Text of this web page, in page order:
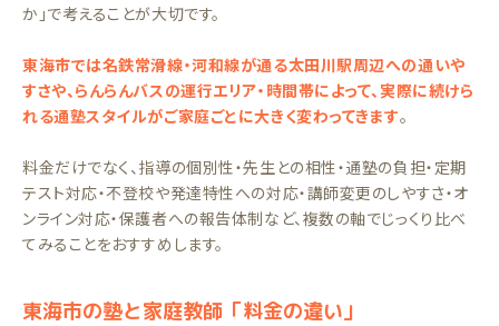
か」で考えることが大切です。
東海市では名鉄常滑線・河和線が通る太田川駅周辺への通いや
すさや、らんらんバスの運行エリア・時間帯によって、実際に続けら
れる通塾スタイルがご家庭ごとに大きく変わってきます。
料金だけでなく、指導の個別性・先生との相性・通塾の負担・定期
テスト対応・不登校や発達特性への対応・講師変更のしやすさ・オ
ンライン対応・保護者への報告体制など、複数の軸でじっくり比べ
てみることをおすすめします。
東海市の塾と家庭教師「料金の違い」